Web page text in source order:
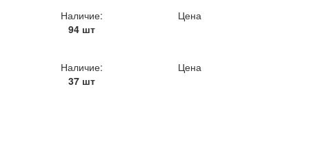
Наличие:
94 шт
Цена
Наличие:
37 шт
Цена